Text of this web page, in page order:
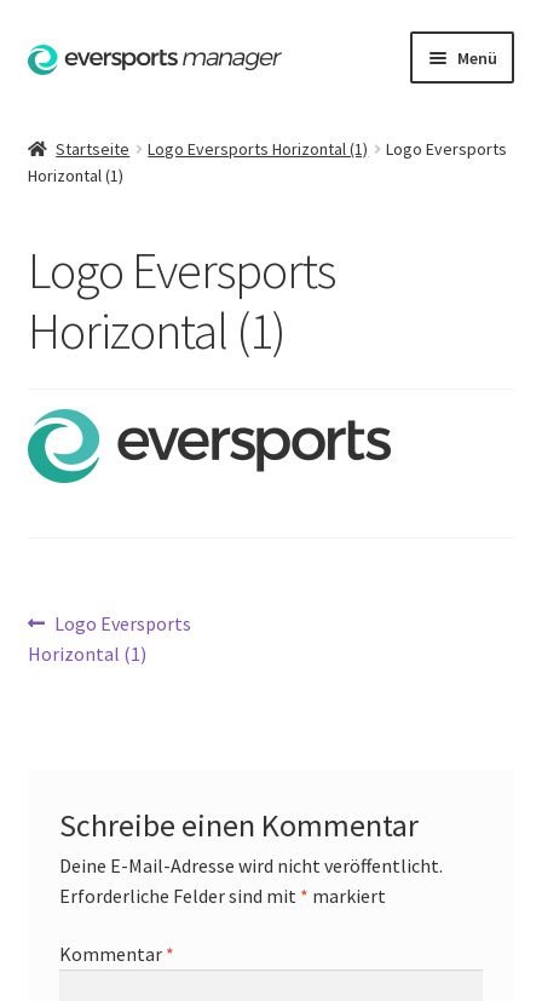
Zur
Navigation
Zum
Inhalt
Menü
AGB
Kasse
Richtlinie für Rückerstattungen und Rückgaben
Versandkosten
Warenkorb
Wartung
Startseite Logo Eversports Horizontal (1)
Logo Eversports
Horizontal (1)
Logo Eversports
Horizontal (1)
Beitrags-
Navigation
Vorheriger
Beitrag:
Logo Eversports
Horizontal (1)
Schreibe einen Kommentar
Deine E-Mail-Adresse wird nicht veröffentlicht.
Erforderliche Felder sind mit * markiert
Kommentar *